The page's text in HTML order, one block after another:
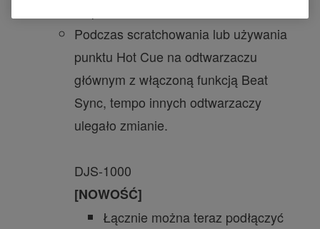
Podczas scratchowania lub używania
punktu Hot Cue na odtwarzaczu
głównym z włączoną funkcją Beat
Sync, tempo innych odtwarzaczy
ulegało zmianie.
DJS-1000
[NOWOŚĆ]
Łącznie można teraz podłączyć